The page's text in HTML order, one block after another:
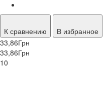
К сравнению
В избранное
33,86Грн
33,86Грн
10